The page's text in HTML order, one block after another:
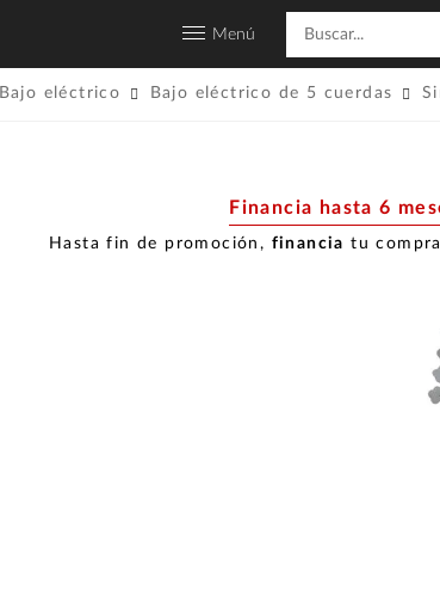
Menú
Bajo eléctrico Bajo eléctrico de 5 cuerdas
Financia hasta 6
Hasta fin de promoción, financia tu